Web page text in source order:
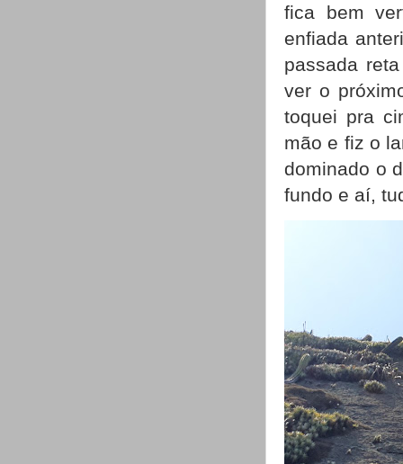
fica bem
enfiada
passada
ver o
toquei pra
mão e fiz o
dominado o
fundo e aí,